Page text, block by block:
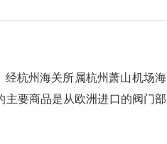
杭州海关所属杭州萧山机场海
主要商品是从欧洲进口的阀门部